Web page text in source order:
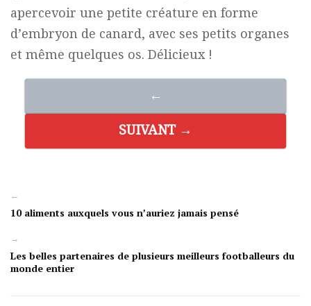
apercevoir une petite créature en forme
d’embryon de canard, avec ses petits organes
et même quelques os. Délicieux !
←
SUIVANT →
←
10 aliments auxquels vous n’auriez jamais pensé
→
Les belles partenaires de plusieurs meilleurs footballeurs du
monde entier